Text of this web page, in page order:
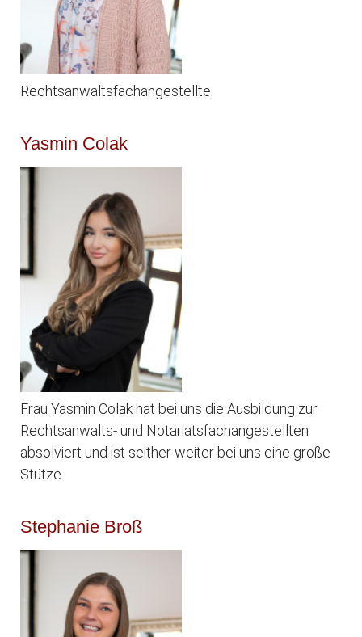
Rechtsanwaltsfachangestellte
Yasmin Colak
Frau Yasmin Colak hat bei uns die Ausbildung zur
Rechtsanwalts- und Notariatsfachangestellten
absolviert und ist seither weiter bei uns eine große
Stütze.
Stephanie Broß